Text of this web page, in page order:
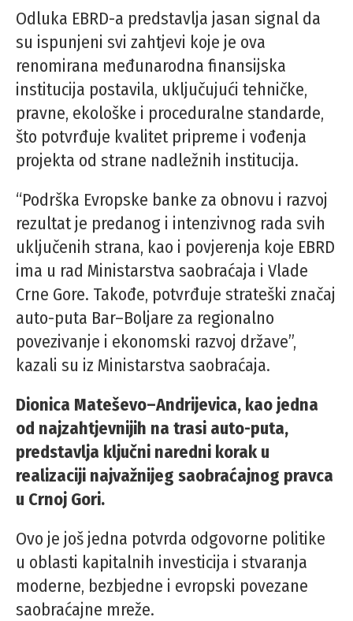
Odluka EBRD-a predstavlja jasan signal da
su ispunjeni svi zahtjevi koje je ova
renomirana međunarodna finansijska
institucija postavila, uključujući tehničke,
pravne, ekološke i proceduralne standarde,
što potvrđuje kvalitet pripreme i vođenja
projekta od strane nadležnih institucija.
“Podrška Evropske banke za obnovu i razvoj
rezultat je predanog i intenzivnog rada svih
uključenih strana, kao i povjerenja koje EBRD
ima u rad Ministarstva saobraćaja i Vlade
Crne Gore. Takođe, potvrđuje strateški značaj
auto-puta Bar–Boljare za regionalno
povezivanje i ekonomski razvoj države”,
kazali su iz Ministarstva saobraćaja.
Dionica Mateševo–Andrijevica, kao jedna
od najzahtjevnijih na trasi auto-puta,
predstavlja ključni naredni korak u
realizaciji najvažnijeg saobraćajnog pravca
u Crnoj Gori.
Ovo je još jedna potvrda odgovorne politike
u oblasti kapitalnih investicija i stvaranja
moderne, bezbjedne i evropski povezane
saobraćajne mreže.